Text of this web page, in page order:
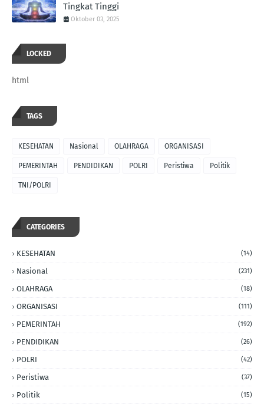
Tingkat Tinggi
Oktober 03, 2025
LOCKED
html
TAGS
KESEHATAN Nasional OLAHRAGA ORGANISASI
PEMERINTAH PENDIDIKAN POLRI Peristiwa Politik
TNI/POLRI
CATEGORIES
KESEHATAN (14)
Nasional (231)
OLAHRAGA (18)
ORGANISASI (111)
PEMERINTAH (192)
PENDIDIKAN (26)
POLRI (42)
Peristiwa (37)
Politik (15)